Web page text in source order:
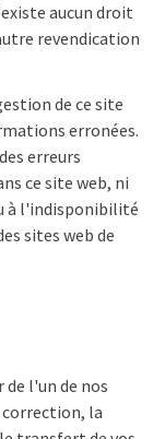
aucun droit
revendication
de ce site
erronées.
erreurs
ce site web, ni
à l'indisponibilité
sites web de
de l'un de nos
correction, la